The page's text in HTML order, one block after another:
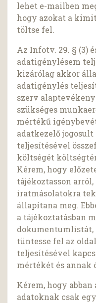
lehet e-mailben
hogy azokat a
töltse fel.
Az Infotv. 29. § (3)
adatigénylésem
kizárólag akkor
adatigénylés
szerv
szükséges
mértékű
adatkezelő
teljesítésével
költségét
Kérem, hogy
tájékoztasson
iratmásolatokra
állapítana meg.
a tájékoztatásban
tüntesse fel az
teljesítésével
mértékét és annak
Kérem, hogy
adatoknak csak